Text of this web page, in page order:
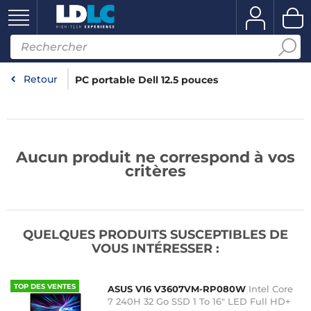
Retour PC portable Dell 12.5 pouces
Aucun produit ne correspond à vos
critères
QUELQUES PRODUITS SUSCEPTIBLES DE
VOUS INTÉRESSER :
TOP DES VENTES ASUS V16 V3607VM-RP080W Intel Core
7 240H 32 Go SSD 1 To 16" LED Full HD+